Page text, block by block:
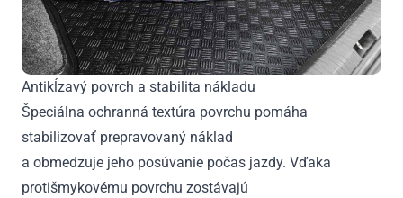
Antikĺzavý povrch a stabilita nákladu
Špeciálna ochranná textúra povrchu pomáha
stabilizovať prepravovaný náklad
a obmedzuje jeho posúvanie počas jazdy. Vďaka
protišmykovému povrchu zostávajú